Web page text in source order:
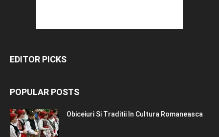
EDITOR PICKS
POPULAR POSTS
Obiceiuri Si Traditii In Cultura Romaneasca